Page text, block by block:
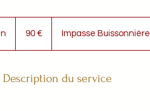
m
90 € Impasse Buissonnière
Description du service